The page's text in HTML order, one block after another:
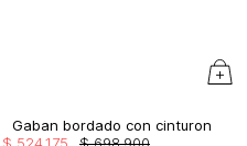
Gaban bordado con cinturon